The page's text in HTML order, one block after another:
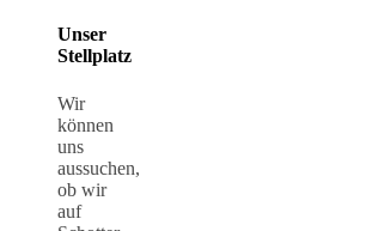
Unser
Stellplatz
Wir
können
uns
aussuchen,
ob wir
auf